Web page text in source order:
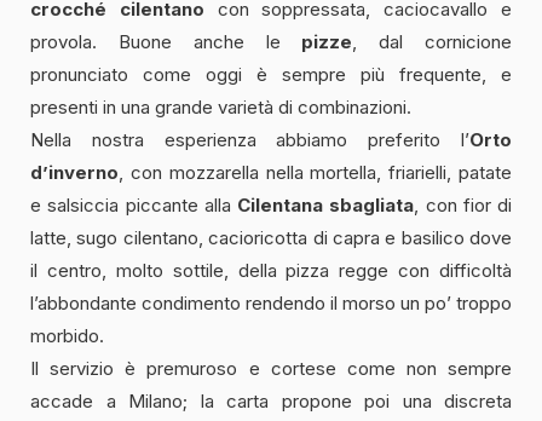
crocché cilentano con soppressata, caciocavallo e
provola.
Buone anche le pizze, dal cornicione
pronunciato come oggi è sempre più frequente, e
presenti in una grande varietà di combinazioni.
Nella nostra esperienza abbiamo preferito l’Orto
d’inverno, con mozzarella nella mortella, friarielli, patate
e salsiccia piccante alla Cilentana sbagliata, con fior di
latte, sugo cilentano, cacioricotta di capra e basilico dove
il centro, molto sottile, della pizza regge con difficoltà
l’abbondante condimento rendendo il morso un po’ troppo
morbido.
Il servizio è premuroso e cortese come non sempre
accade a Milano; la carta propone poi una discreta